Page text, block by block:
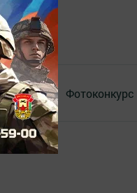
видео Фотоконкурс